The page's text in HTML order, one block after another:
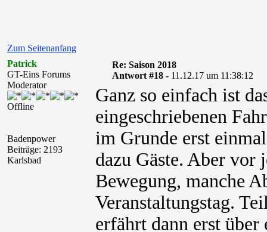
Zum Seitenanfang
Patrick
GT-Eins Forums
Moderator
Offline
Badenpower
Beiträge: 2193
Karlsbad
Re: Saison 2018
Antwort #18 - 11.12.17 um 11:38:12
Ganz so einfach ist
eingeschriebenen
im Grunde erst
dazu Gäste. Aber vor
Bewegung, manche
Veranstaltungstag.
erfährt dann erst